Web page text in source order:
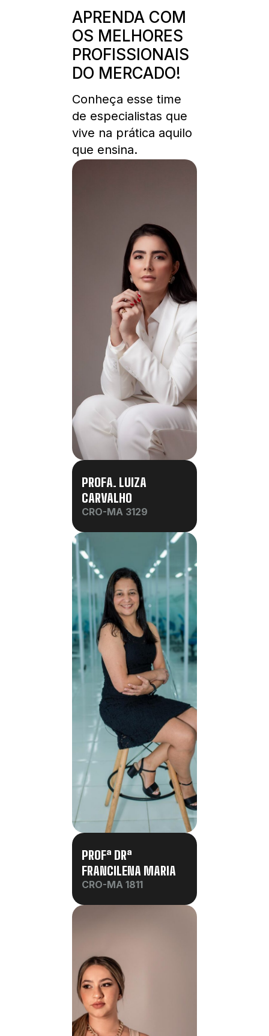
APRENDA COM
OS MELHORES
PROFISSIONAIS
DO MERCADO!
Conheça esse time
de especialistas que
vive na prática aquilo
que ensina.
PROFA. LUIZA
CARVALHO
CRO-MA 3129
PROFª DRª
FRANCILENA MARIA
CRO-MA 1811